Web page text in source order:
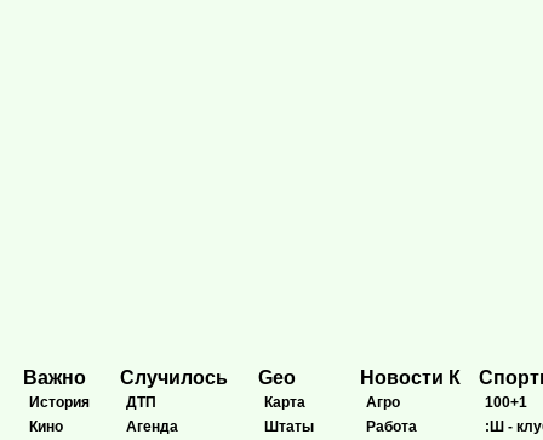
Важно
История
Кино
Случилось
ДТП
Агенда
Geo
Карта
Штаты
Новости К
Агро
Работа
100+1
:Ш -